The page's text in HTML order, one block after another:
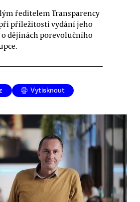
ředitelem Transparency
příležitosti vydání jeho
dějinách porevolučního
Vytisknout